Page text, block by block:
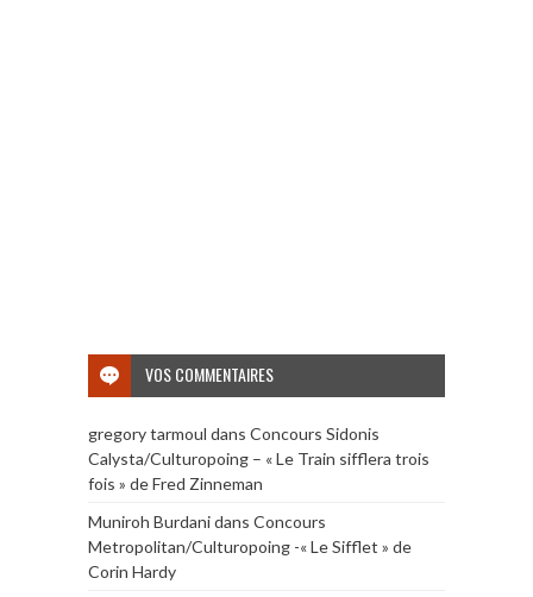
VOS COMMENTAIRES
gregory tarmoul dans Concours Sidonis
Calysta/Culturopoing – « Le Train sifflera trois
fois » de Fred Zinneman
Muniroh Burdanidans Concours
Metropolitan/Culturopoing -« Le Sifflet » de
Corin Hardy